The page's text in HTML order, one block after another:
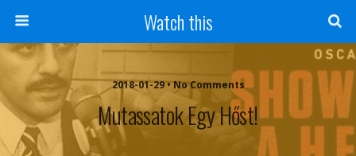
Watch this
2018-01-29 • No Comments
Mutassatok Egy Hőst!